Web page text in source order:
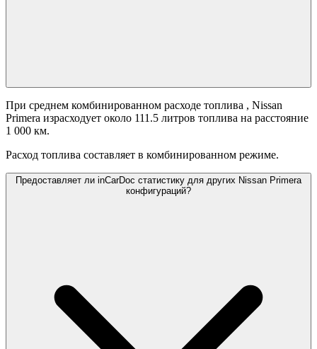
При среднем комбинированном расходе топлива , Nissan
Primera израсходует около 111.5 литров топлива на расстояние
1 000 км.
Расход топлива составляет в комбинированном режиме.
Предоставляет ли inCarDoc статистику для других Nissan Primera
конфигураций?